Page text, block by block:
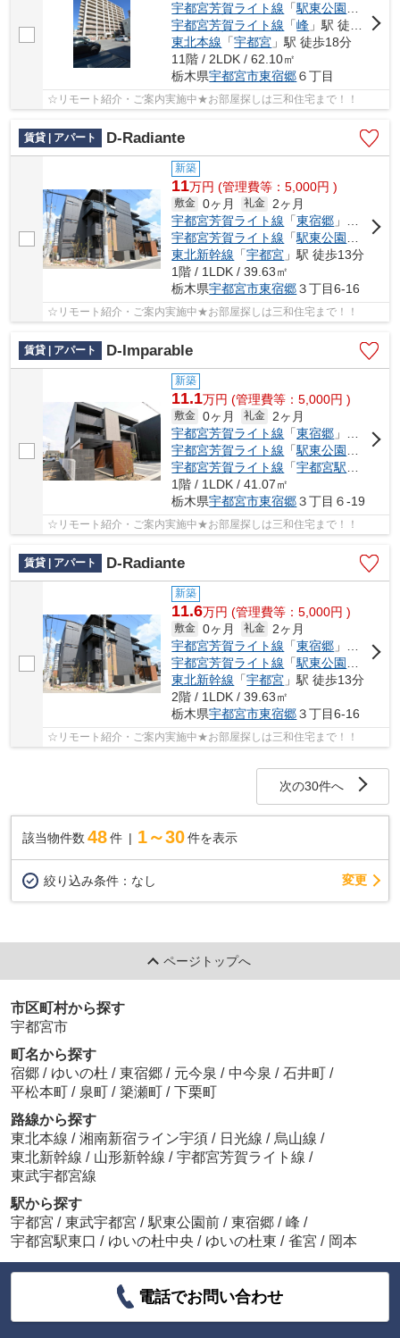
宇都宮芳賀ライト線 「駅東公園前
宇都宮芳賀ライト線 「峰 」駅 徒歩6分
東北本線 「宇都宮 」駅 徒歩18分
11階 / 2LDK / 62.10㎡
栃木県宇都宮市東宿郷６丁目
☆リモート紹介・ご案内実施中★お部屋探しは三和住宅まで！！
賃貸 | アパート D-Radiante
新築
11万円 (管理費等：5,000円 )
敷金 0ヶ月 礼金
2ヶ月
宇都宮芳賀ライト線 「東宿郷 」駅 徒歩4分
宇都宮芳賀ライト線 「駅東公園前
」駅
東北新幹線 「宇都宮 」駅 徒歩13分
1階 / 1LDK / 39.63㎡
栃木県宇都宮市東宿郷３丁目6-16
☆リモート紹介・ご案内実施中★お部屋探しは三和住宅まで！！
賃貸 | アパート D-Imparable
新築
11.1万円 (管理費等：5,000円 )
敷金 0ヶ月 礼金
2ヶ月
宇都宮芳賀ライト線 「東宿郷 」駅 徒歩4分
宇都宮芳賀ライト線 「駅東公園前
」駅
宇都宮芳賀ライト線 「宇都宮駅東口
1階 / 1LDK / 41.07㎡
栃木県宇都宮市東宿郷３丁目６-19
☆リモート紹介・ご案内実施中★お部屋探しは三和住宅まで！！
賃貸 | アパート D-Radiante
新築
11.6万円 (管理費等：5,000円 )
敷金 0ヶ月 礼金
2ヶ月
宇都宮芳賀ライト線 「東宿郷 」駅 徒歩4分
宇都宮芳賀ライト線 「駅東公園前
」駅
東北新幹線 「宇都宮 」駅 徒歩13分
2階 / 1LDK / 39.63㎡
栃木県宇都宮市東宿郷３丁目6-16
☆リモート紹介・ご案内実施中★お部屋探しは三和住宅まで！！
次の30件へ
該当物件数 48件 1～30 件を表示
絞り込み条件： なし 変更
ページトップへ
市区町村から探す
宇都宮市
町名から探す
宿郷 / ゆいの杜 / 東宿郷 / 元今泉 / 中今泉 / 石井町 /
平松本町 / 泉町 / 簗瀬町 / 下栗町
路線から探す
東北本線 / 湘南新宿ライン宇須 / 日光線 / 烏山線 /
東北新幹線 / 山形新幹線 / 宇都宮芳賀ライト線 /
東武宇都宮線
駅から探す
宇都宮 / 東武宇都宮 / 駅東公園前 / 東宿郷 / 峰 /
宇都宮駅東口 / ゆいの杜中央 / ゆいの杜東 / 雀宮 / 岡本
電話でお問い合わせ